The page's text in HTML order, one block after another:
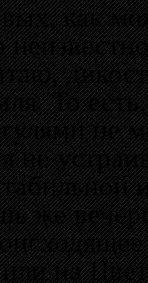
как
То
не
не
же
на